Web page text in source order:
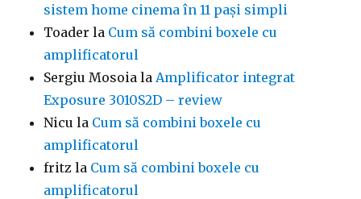
sistem home cinema în 11 pași simpli
Toader la Cum să combini boxele cu
amplificatorul
Sergiu Mosoia la Amplificator integrat
Exposure 3010S2D – review
Nicu la Cum să combini boxele cu
amplificatorul
fritz la Cum să combini boxele cu
amplificatorul